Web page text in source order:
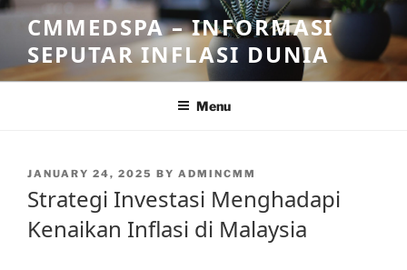
Skip
content
CMMEDSPA – INFORMASI
SEPUTAR INFLASI DUNIA
Menu
POSTED
JANUARY 24, 2025 BY ADMINCMM
Strategi Investasi Menghadapi
Kenaikan Inflasi di Malaysia